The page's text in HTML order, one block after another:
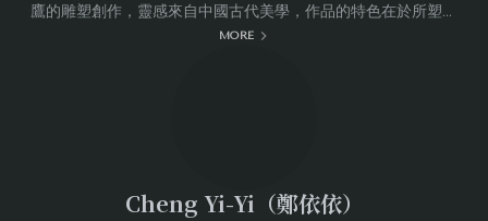
鷹的雕塑創作，靈感來自中國古代美學，作品的特色在於所塑造
的「形」，是先以平面的方式表達，再利用堆疊塑造成三維的立
MORE
Cheng Yi-Yi（鄭依依）